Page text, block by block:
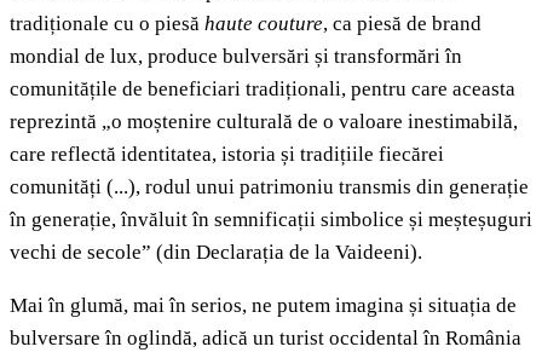
tradiționale cu o piesă haute couture, ca piesă de brand
mondial de lux, produce bulversări și transformări în
comunitățile de beneficiari tradiționali, pentru care aceasta
reprezintă „o moștenire culturală de o valoare inestimabilă,
care reflectă identitatea, istoria și tradițiile fiecărei
comunități (...), rodul unui patrimoniu transmis din generație
în generație, învăluit în semnificații simbolice și meșteșuguri
vechi de secole” (din Declarația de la Vaideeni).
Mai în glumă, mai în serios, ne putem imagina și situația de
bulversare în oglindă, adică un turist occidental în România